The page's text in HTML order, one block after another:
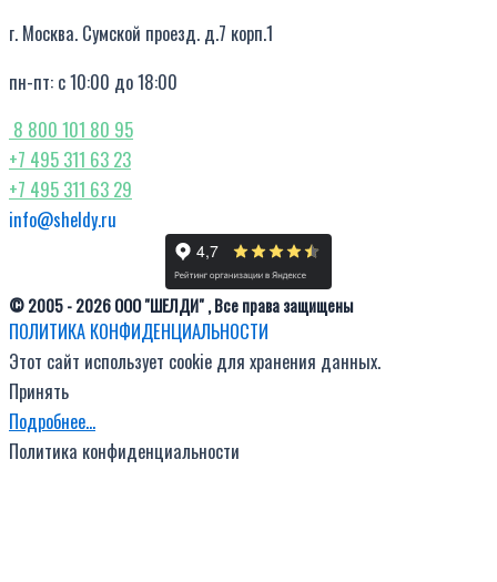
г. Москва. Сумской проезд. д.7 корп.1
пн-пт: с 10:00 до 18:00
8 800 101 80 95
+7 495 311 63 23
+7 495 311 63 29
info@sheldy.ru
© 2005 - 2026 ООО "ШЕЛДИ" , Все права защищены
ПОЛИТИКА КОНФИДЕНЦИАЛЬНОСТИ
Этот сайт использует cookie для хранения данных.
Принять
Подробнее…
Политика конфиденциальности